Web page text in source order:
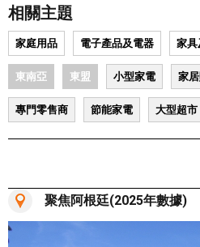
相關主題
家庭用品 電子產品及電器 家具
東南亞 東盟 小型家電 家
專門零售商 節能家電 大型超市
聚焦阿根廷(2025年數據)